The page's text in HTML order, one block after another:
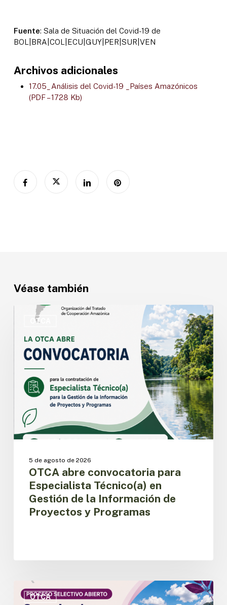
Fuente: Sala de Situación del Covid-19 de
BOL|BRA|COL|ECU|GUY|PER|SUR|VEN
Archivos adicionales
17.05_Análisis del Covid-19 _Países Amazónicos
(PDF – 1728 Kb)
Véase también
OTCA
para
Especialista
Gestión
Información
de
Programas
5 de agosto de 2026
OTCA abre convocatoria para
Especialista Técnico(a) en
Gestión de la Información de
Proyectos y Programas
OTCA
OTCA
abre